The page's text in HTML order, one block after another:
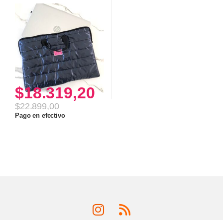
$18.319,20
$22.899,00
Pago en efectivo